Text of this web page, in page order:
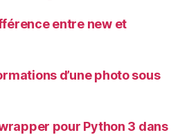
entre new et
d’une photo sous
pour Python 3 dans